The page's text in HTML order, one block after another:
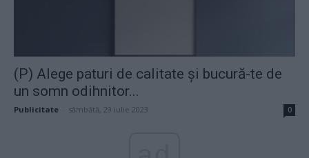
(P) Alege paturi de calitate și bucură-te de
un somn odihnitor...
Publicitate sâmbătă, 29 iulie 2023 0